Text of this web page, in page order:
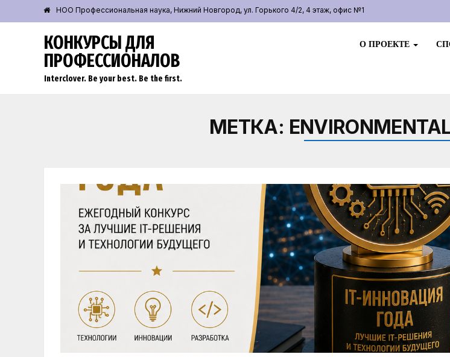
НОО Профессиональная наука, Нижний Новгород, ул. Горького 4/2, 4 этаж, офис №1
КОНКУРСЫ ДЛЯ
ПРОФЕССИОНАЛОВ
Interclover. Be your best. Be the first.
О ПРОЕКТЕ
МЕТКА: